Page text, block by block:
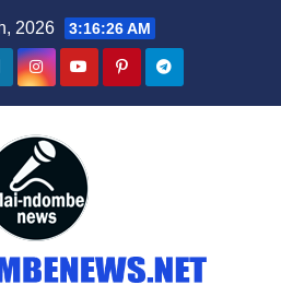
2026 3:16:27 AM